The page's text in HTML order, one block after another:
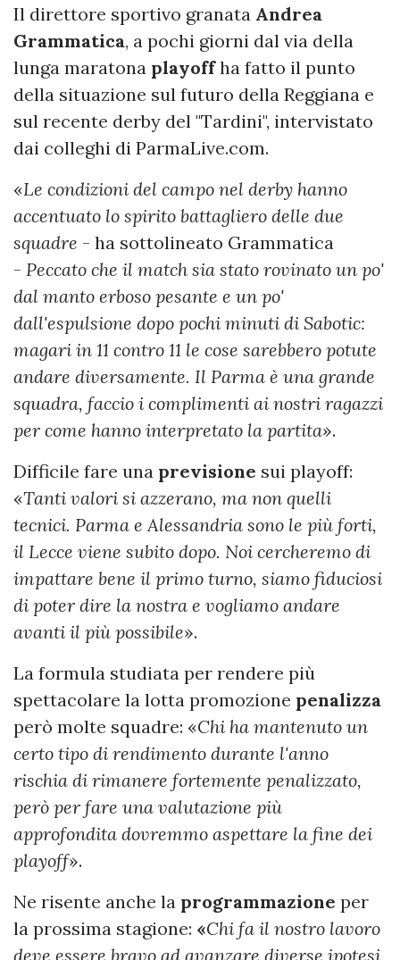
Il direttore sportivo granata Andrea
Grammatica, a pochi giorni dal via della
lunga maratona playoffha fatto il punto
della situazione sul futuro della Reggiana e
sul recente derby del "Tardini", intervistato
dai colleghi di ParmaLive.com.
«Le condizioni del campo nel derby hanno
accentuato lo spirito battagliero delle due
squadre - ha sottolineato Grammatica
- Peccato che il match sia stato rovinato un po'
dal manto erboso pesante e un po'
dall'espulsione dopo pochi minuti di Sabotic:
magari in 11 contro 11 le cose sarebbero potute
andare diversamente. Il Parma è una grande
squadra, faccio i complimenti ai nostri ragazzi
per come hanno interpretato la partita».
Difficile fare una previsione sui playoff:
«Tanti valori si azzerano, ma non quelli
tecnici. Parma e Alessandria sono le più forti,
il Lecce viene subito dopo. Noi cercheremo di
impattare bene il primo turno, siamo fiduciosi
di poter dire la nostra e vogliamo andare
avanti il più possibile».
La formula studiata per rendere più
spettacolare la lotta promozione penalizza
però molte squadre: «Chi ha mantenuto un
certo tipo di rendimento durante l'anno
rischia di rimanere fortemente penalizzato,
però per fare una valutazione più
approfondita dovremmo aspettare la fine dei
playoff».
Ne risente anche la programmazione per
la prossima stagione: «Chi fa il nostro lavoro
deve essere bravo ad avanzare diverse ipotesi.